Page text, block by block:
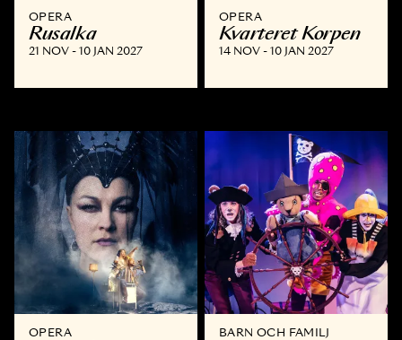
OPERA
Rusalka
21 NOV - 10 JAN 2027
OPERA
Kvarteret Korpen
14 NOV - 10 JAN 2027
OPERA BARN OCH FAMILJ